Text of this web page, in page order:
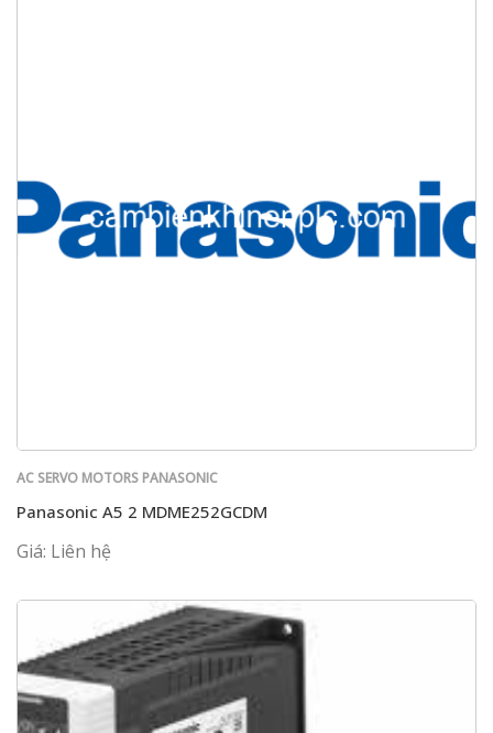
AC SERVO MOTORS PANASONIC
Panasonic A5 2 MDME252GCDM
Giá: Liên hệ